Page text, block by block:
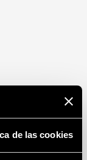
de las cookies